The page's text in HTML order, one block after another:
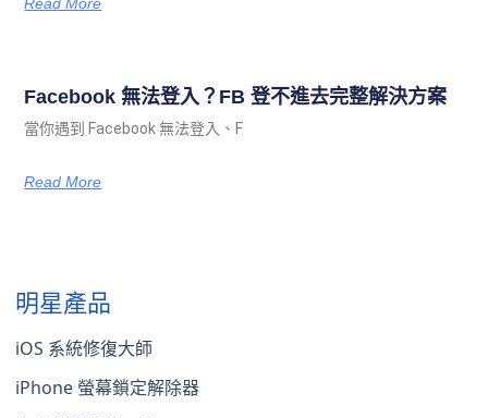
Facebook 無法登入？FB 登不進去完整解決方案
當你遇到 Facebook 無法登入、F
Read More
明星產品
iOS 系統修復大師
iPhone 螢幕鎖定解除器